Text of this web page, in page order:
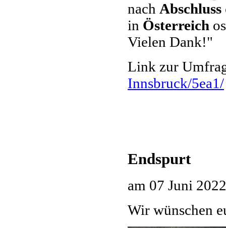
nach Abschluss
in Österreich
Vielen Dank!"
Link zur
Innsbruck/5ea1/
Endspurt
am 07 Juni 2022
Wir wünschen